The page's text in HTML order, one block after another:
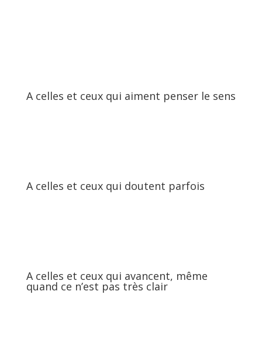
A celles et ceux qui aiment penser le sens
A celles et ceux qui doutent parfois
A celles et ceux qui avancent, même
quand ce n’est pas très clair